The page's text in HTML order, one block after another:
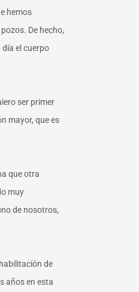
hemos
De hecho,
el cuerpo
ser primer
mayor, que es
que otra
muy
de nosotros,
de
años en esta